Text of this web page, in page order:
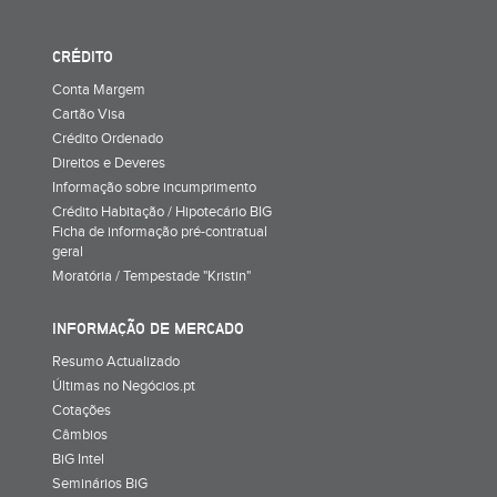
CRÉDITO
Conta Margem
Cartão Visa
Crédito Ordenado
Direitos e Deveres
Informação sobre incumprimento
Crédito Habitação / Hipotecário BIG
Ficha de informação pré-contratual
geral
Moratória / Tempestade "Kristin"
INFORMAÇÃO DE MERCADO
Resumo Actualizado
Últimas no Negócios.pt
Cotações
Câmbios
BiG Intel
Seminários BiG